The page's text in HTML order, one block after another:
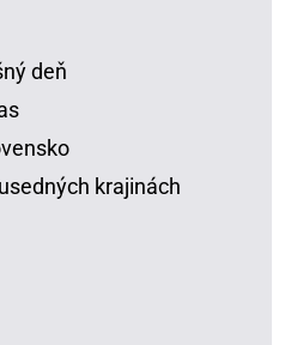
deň
krajinách